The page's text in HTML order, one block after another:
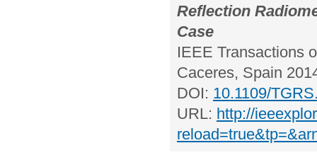
Reflection
Case
IEEE Transactions
Caceres, Spain
DOI: 10.1109/
URL: http://